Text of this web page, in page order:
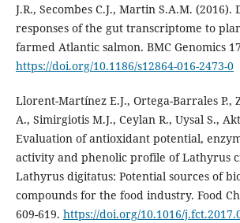
J.R., Secombes C.J., Martin S.A.M.
responses of the gut transcriptome to
farmed Atlantic salmon. BMC Genomics
https://doi.org/10.1186/s12864-016-2473-0
Llorent-Martínez E.J., Ortega-Barrales P.,
A., Simirgiotis M.J., Ceylan R., Uysal S.,
Evaluation of antioxidant potential,
activity and phenolic profile of Lathyrus
Lathyrus digitatus: Potential sources of
compounds for the food industry. Food
609-619. https://doi.org/10.1016/